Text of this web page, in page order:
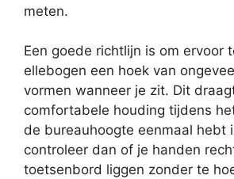
meten.
Een goede richtlijn is om ervoor
ellebogen een hoek van
vormen wanneer je zit. Dit
comfortabele houding tijdens
de bureauhoogte eenmaal hebt
controleer dan of je handen
toetsenbord liggen zonder te